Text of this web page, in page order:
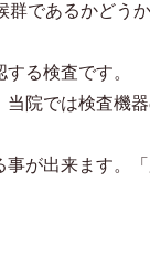
であるかどう
る検査です。
院では検査機
が出来ます。